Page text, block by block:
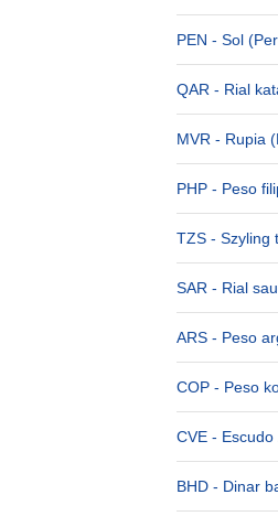
PEN - Sol
QAR - Rial
MVR - Rupia
PHP - Peso
TZS - Szyling
SAR - Rial
ARS - Peso
COP - Peso
CVE - Escudo
BHD - Dinar